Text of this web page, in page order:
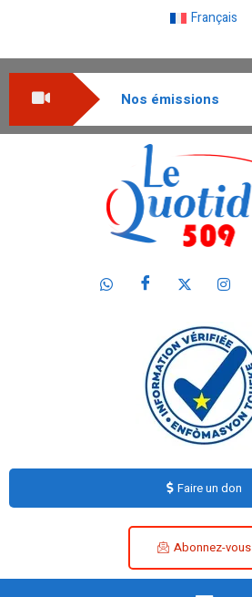
Français
Nos émissions
Faire un don
Abonnez-vous